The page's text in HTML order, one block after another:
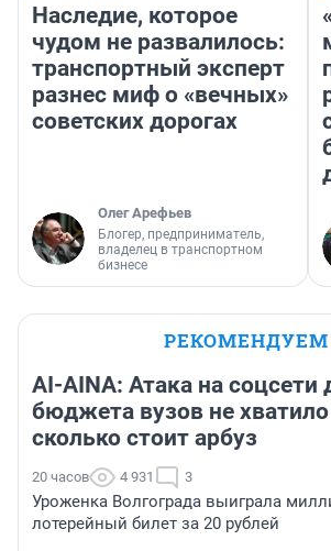
Наследие, которое
чудом не развалилось:
транспортный эксперт
разнес миф о «вечных»
советских дорогах
Олег Арефьев
Блогер, предприниматель,
владелец в транспортном
бизнесе
РЕКОМЕНДУЕМ
AI-AINA: Атака на соцсети
бюджета вузов не
сколько стоит арбуз
20 часов 4 931 3
Уроженка Волгограда выиграла
лотерейный билет за 20 рублей